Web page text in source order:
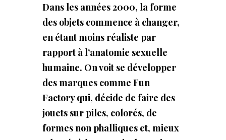
Dans les années 2000, la forme
des objets commence à changer,
en étant moins réaliste par
rapport à l’anatomie sexuelle
humaine. On voit se développer
des marques comme Fun
Factory qui, décide de faire des
jouets sur piles, colorés, de
formes non phalliques et, mieux